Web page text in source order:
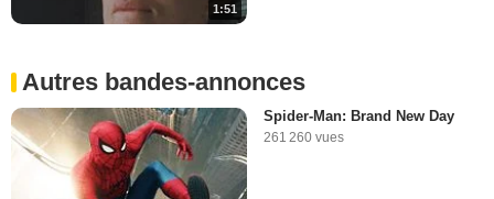
1:51
Autres bandes-annonces
Spider-Man: Brand New Day
261 260 vues